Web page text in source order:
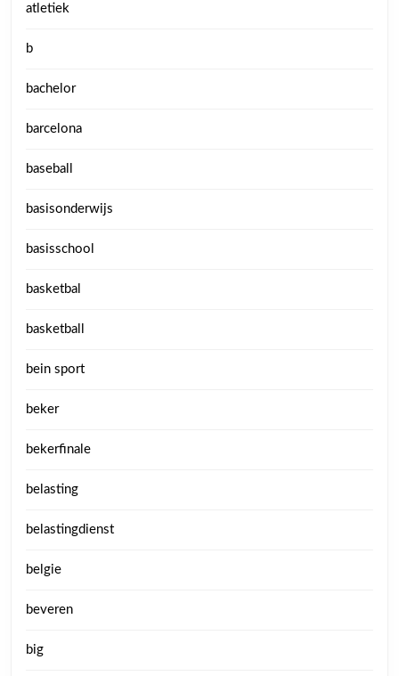
atletiek
b
bachelor
barcelona
baseball
basisonderwijs
basisschool
basketbal
basketball
bein sport
beker
bekerfinale
belasting
belastingdienst
belgie
beveren
big